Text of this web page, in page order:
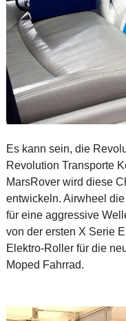
Es kann sein, die
Revolution Transporte
MarsRover wird diese
entwickeln. Airwheel
für eine aggressive
von der ersten X Serie
Elektro-Roller für die
Moped Fahrrad.